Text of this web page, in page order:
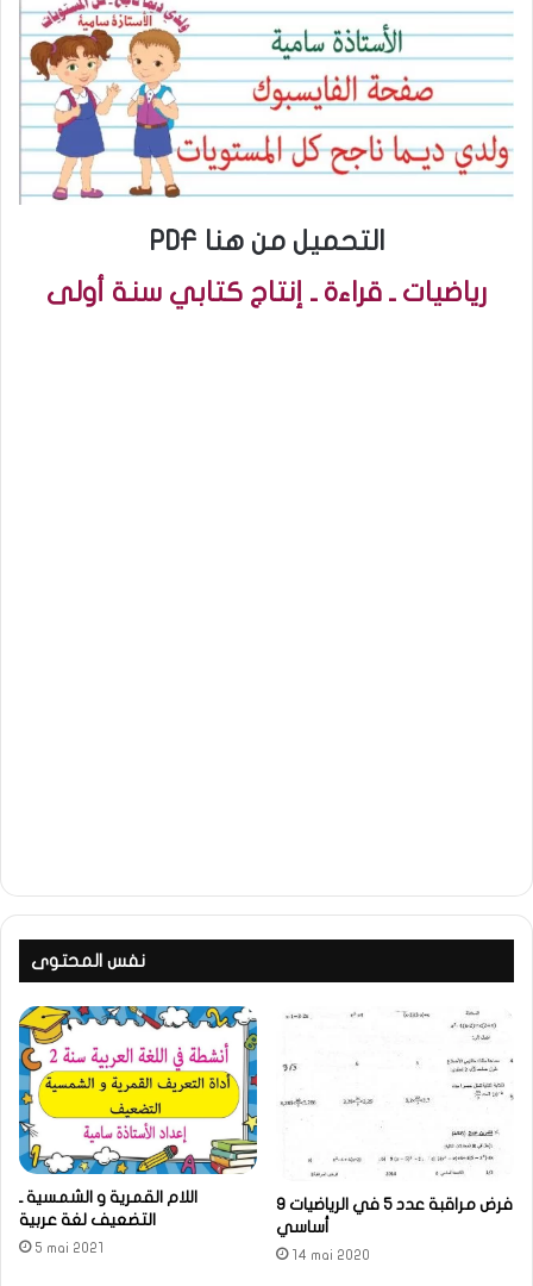
PDF التحميل من هنا
رياضيات ـ قراءة ـ إنتاج كتابي سنة أولى
نفس المحتوى
اللام القمرية و الشمسية ـ
التضعيف لغة عربية
5 mai 2021
فرض مراقبة عدد 5 في الرياضيات 9
أساسي
14 mai 2020